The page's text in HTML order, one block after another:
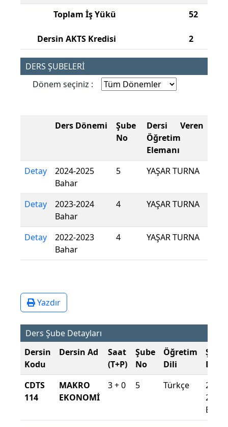
Toplam İş Yükü
Dersin AKTS Kredisi
52
2
DERS ŞUBELERİ
Dönem seçiniz :
Ders Dönemi
Şube
No
Dersi Veren
Öğretim
Elemanı
Detay
2024-2025
Bahar
5 YAŞAR TURNA
Detay
2023-2024
Bahar
4 YAŞAR TURNA
Detay
2022-2023
Bahar
4 YAŞAR TURNA
Yazdır
Ders Şube Detayları
Dersin
Kodu
Dersin Ad
Saat
(T+P)
Şube
No
Öğretim
Dili
Şube
CDTS
114
MAKRO
EKONOMİ
3 + 0 5 Türkçe
2024-
2025
Bahar